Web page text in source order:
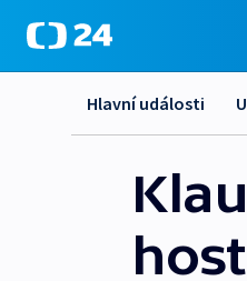
Hlavní události